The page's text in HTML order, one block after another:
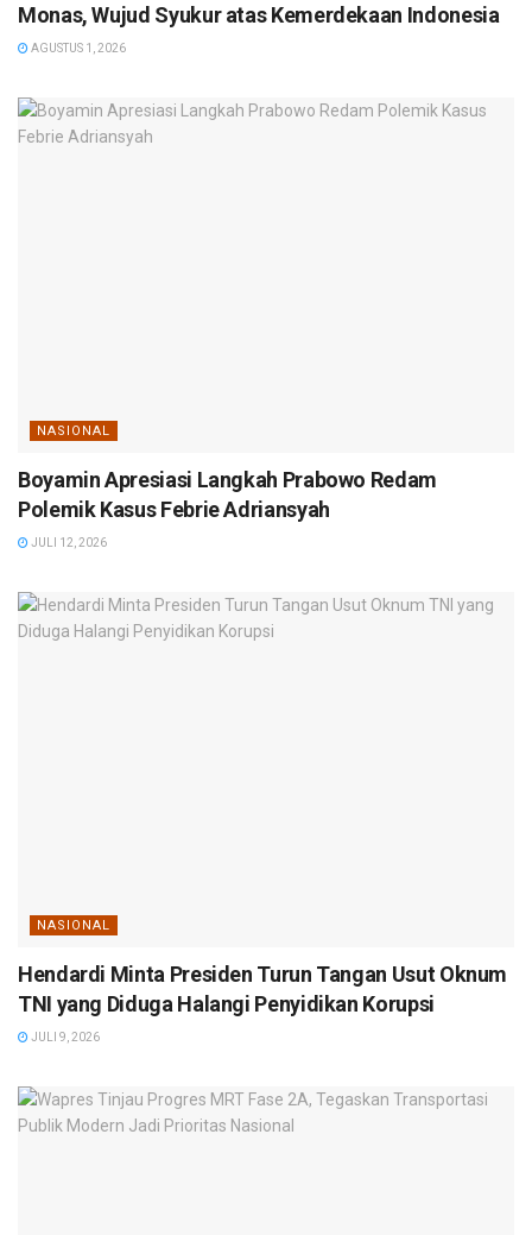
Monas, Wujud Syukur atas Kemerdekaan Indonesia
AGUSTUS 1, 2026
NASIONAL
Boyamin Apresiasi Langkah Prabowo Redam
Polemik Kasus Febrie Adriansyah
JULI 12, 2026
NASIONAL
Hendardi Minta Presiden Turun Tangan Usut Oknum
TNI yang Diduga Halangi Penyidikan Korupsi
JULI 9, 2026